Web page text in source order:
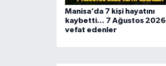
Manisa’da 7 kişi hayatını
kaybetti... 7 Ağustos 2026
vefat edenler